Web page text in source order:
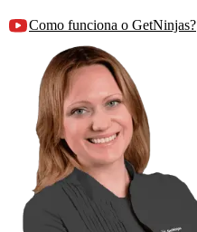
Como funciona o GetNinjas?